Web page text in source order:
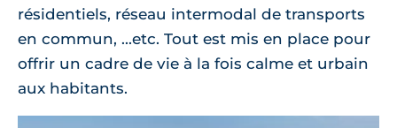
résidentiels, réseau intermodal de transports
en commun, ...etc. Tout est mis en place pour
offrir un cadre de vie à la fois calme et urbain
aux habitants.